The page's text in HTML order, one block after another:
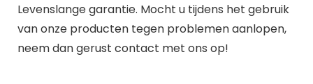
Levenslange garantie. Mocht u tijdens het gebruik
van onze producten tegen problemen aanlopen,
neem dan gerust contact met ons op!